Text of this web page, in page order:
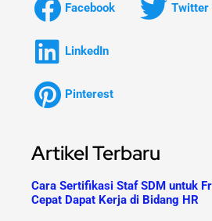
Facebook Twitter
LinkedIn
Pinterest
Artikel Terbaru
Cara Sertifikasi Staf SDM untuk
Cepat Dapat Kerja di Bidang HR